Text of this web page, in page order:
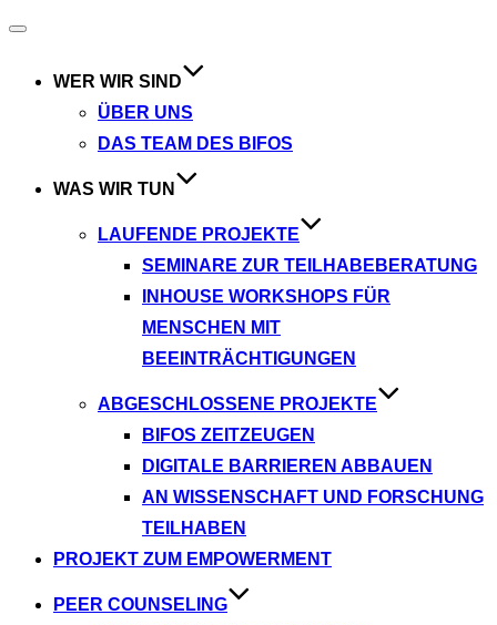
Navigation
WER WIR SIND
ÜBER UNS
DAS TEAM DES BIFOS
WAS WIR TUN
LAUFENDE PROJEKTE
SEMINARE ZUR TEILHABEBERATUNG
INHOUSE WORKSHOPS FÜR
MENSCHEN MIT
BEEINTRÄCHTIGUNGEN
ABGESCHLOSSENE PROJEKTE
BIFOS ZEITZEUGEN
DIGITALE BARRIEREN ABBAUEN
AN WISSENSCHAFT UND FORSCHUNG
TEILHABEN
PROJEKT ZUM EMPOWERMENT
PEER COUNSELING